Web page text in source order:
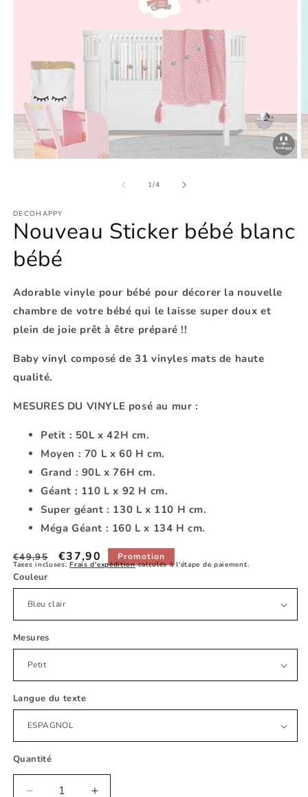
une
fenêtre
modale
1/de
4
DECOHAPPY
Nouveau Sticker bébé blanc
bébé
Adorable vinyle pour bébé pour décorer la nouvelle
chambre de votre bébé qui le laisse super doux et
plein de joie prêt à être préparé !!
Baby vinyl composé de 31 vinyles mats de haute
qualité.
MESURES DU VINYLE posé au mur :
Petit : 50L x 42H cm.
Moyen : 70 L x 60 H cm.
Grand : 90L x 76H cm.
Géant : 110 L x 92 H cm.
Super géant : 130 L x 110 H cm.
Méga Géant : 160 L x 134 H cm.
Prix
habituel
€49,95
Prix
promotionnel
€37,90 Promotion
Taxes incluses.Frais d'expéditioncalculés à l'étape de paiement.
Couleur
Mesures
Langue du texte
Quantité